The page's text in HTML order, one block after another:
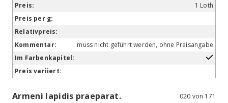
1 Loth
muss nicht geführt werden, ohne Preisangabe
Armeni lapidis praeparat.
020 von 171